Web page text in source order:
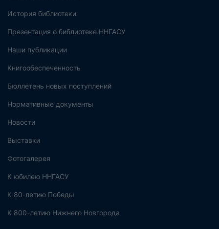
История библиотеки
Презентация о библиотеке ННГАСУ
Наши публикации
Книгообеспеченность
Бюллетень новых поступлений
Нормативные документы
Новости
Выставки
Фотогалерея
К юбилею ННГАСУ
К 80-летию Победы
К 800-летию Нижнего Новгорода